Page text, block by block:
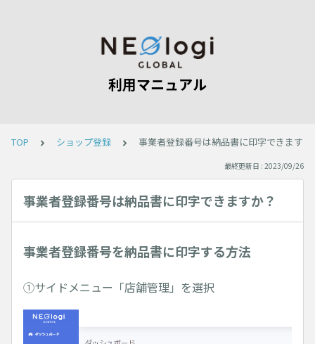
利用マニュアル
TOP ショップ登録 事業者登録番号は納品書に印字できますか
最終更新日 : 2023/09/26
事業者登録番号は納品書に印字できますか？
事業者登録番号を納品書に印字する方法
①サイドメニュー「店舗管理」を選択